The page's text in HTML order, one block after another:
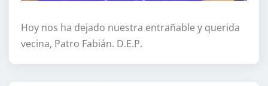
Hoy nos ha dejado nuestra entrañable y querida
vecina, Patro Fabián. D.E.P.